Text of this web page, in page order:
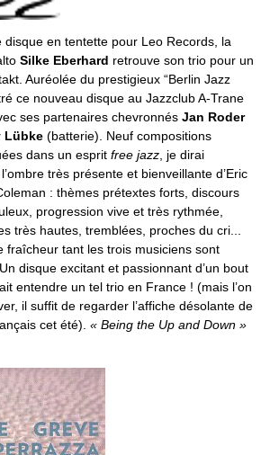
disque en tentette pour Leo Records, la
Silke Eberhard retrouve son trio pour un
Auréolée du prestigieux “Berlin Jazz
ce nouveau disque au Jazzclub A-Trane
ses partenaires chevronnés Jan Roder
Lübke (batterie). Neuf compositions
dans un esprit free jazz , je dirai
très présente et bienveillante d’Eric
: thèmes prétextes forts, discours
progression vive et très rythmée,
très hautes, tremblées, proches du cri...
fraîcheur tant les trois musiciens sont
disque excitant et passionnant d’un bout
entendre un tel trio en France ! (mais l’on
il suffit de regarder l’affiche désolante de
cet été). « Being the Up and Down »